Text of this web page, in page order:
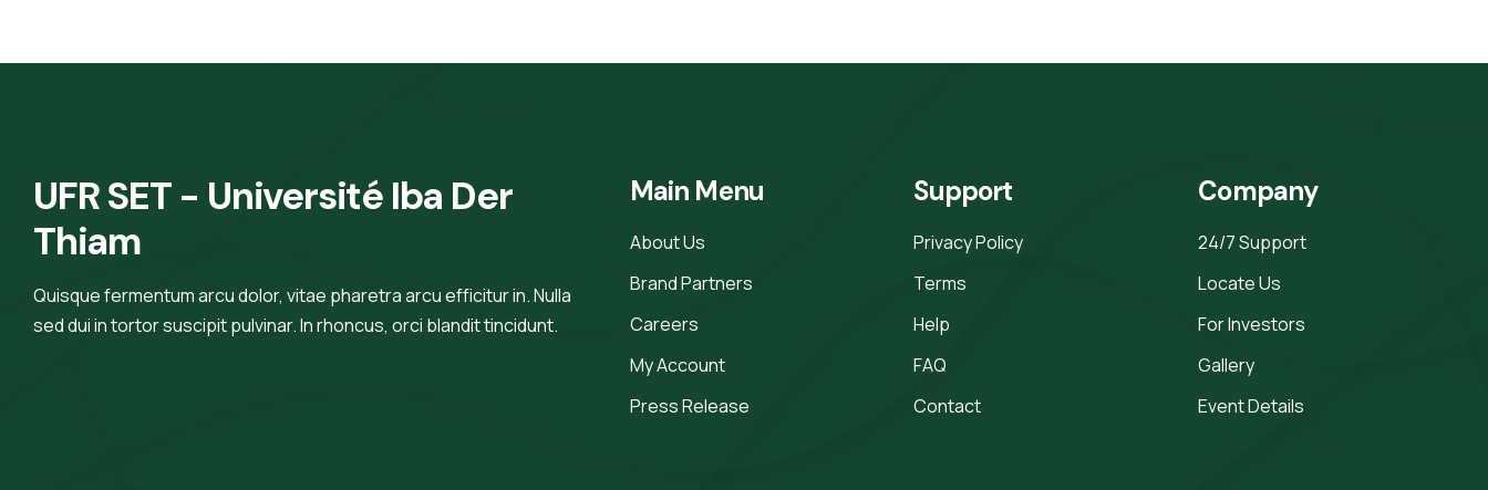
UFR SET - Université Iba Der
Thiam
Quisque fermentum arcu dolor, vitae pharetra arcu efficitur in. Nulla
sed dui in tortor suscipit pulvinar. In rhoncus, orci blandit tincidunt.
Main Menu
About Us
Brand Partners
Careers
My Account
Press Release
Support
Privacy Policy
Terms
Help
FAQ
Contact
Company
24/7 Support
Locate Us
For Investors
Gallery
Event Details